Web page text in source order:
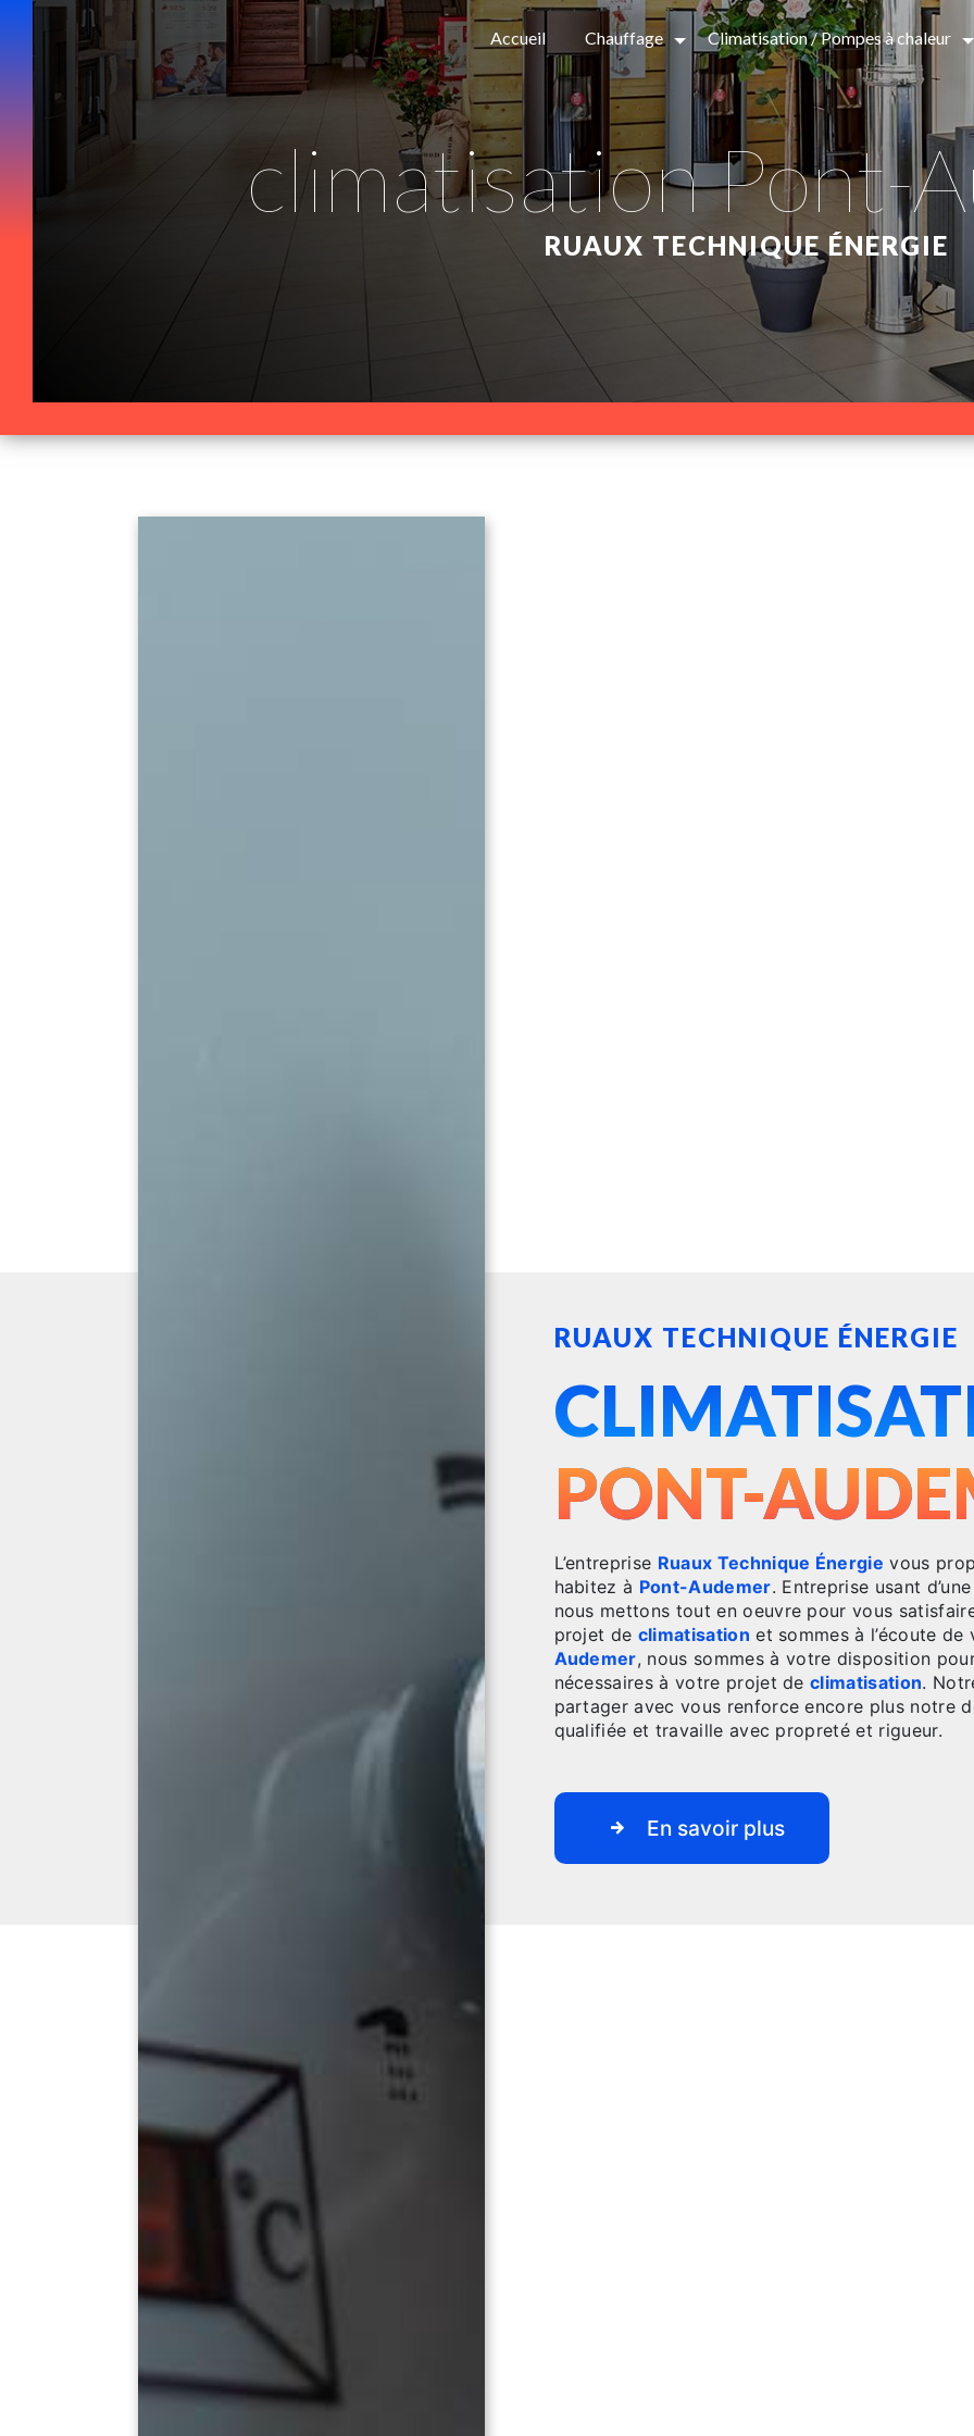
Accueil Chauffage Climatisation / Pompes à chaleur
climatisation Pont-
RUAUX TECHNIQUE ÉNERGIE
RUAUX TECHNIQUE ÉNERGIE
PONT-
L’entreprise Ruaux Technique Énergie vous
habitez à Pont-Audemer. Entreprise usant
nous mettons tout en oeuvre pour vous
projet de climatisation et sommes à l’écoute
Audemer, nous sommes à votre disposition
nécessaires à votre projet declimatisation.
partager avec vous renforce encore plus notre
qualifiée et travaille avec propreté et rigueur.
En savoir plus
Panneau de gestion des cookies